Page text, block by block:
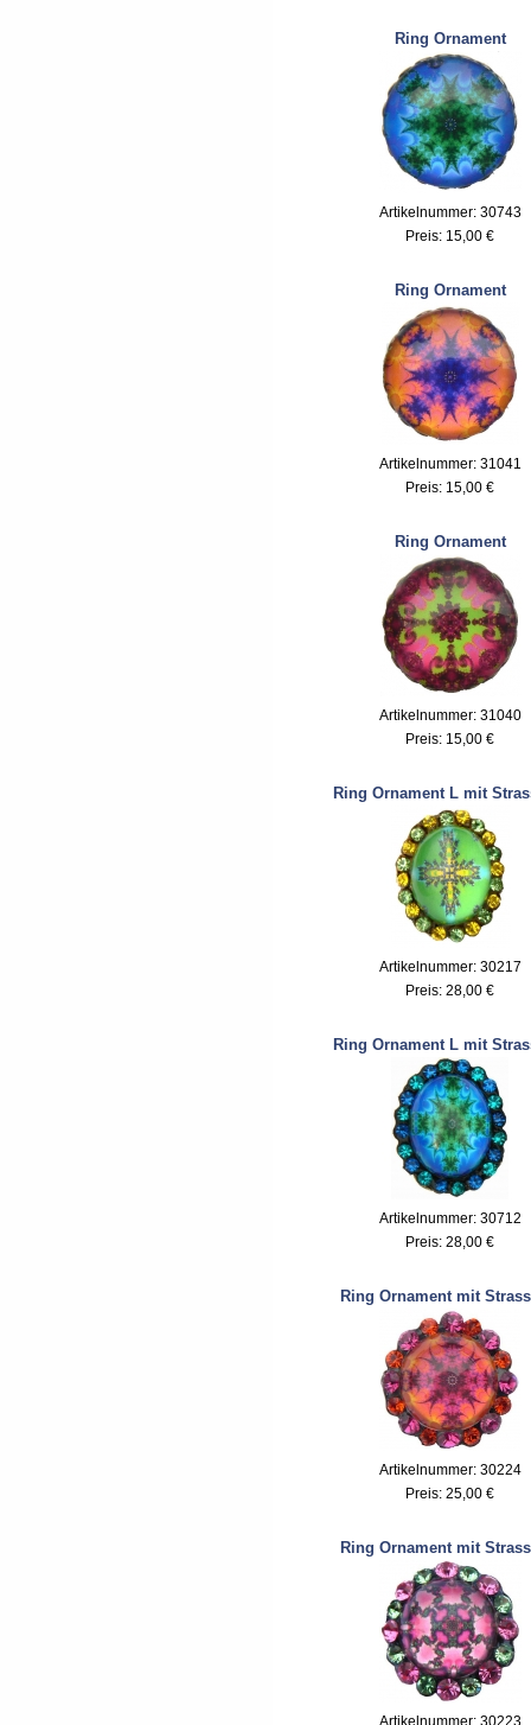
Ring Ornament
Artikelnummer: 30743
Preis: 15,00 €
Ring Ornament
Artikelnummer: 31041
Preis: 15,00 €
Ring Ornament
Artikelnummer: 31040
Preis: 15,00 €
Ring Ornament L mit
Artikelnummer: 30217
Preis: 28,00 €
Ring Ornament L mit
Artikelnummer: 30712
Preis: 28,00 €
Ring Ornament mit
Artikelnummer: 30224
Preis: 25,00 €
Ring Ornament mit
Artikelnummer: 30223